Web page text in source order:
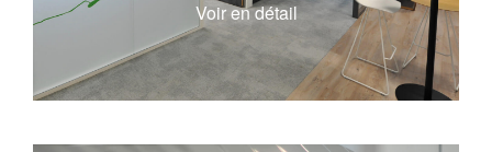
Voir en détail